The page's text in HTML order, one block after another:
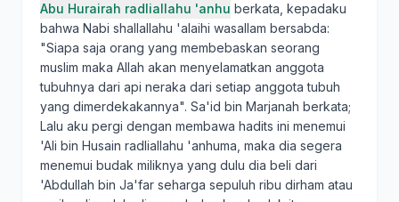
Abu Hurairah radliallahu 'anhu berkata, kepadaku
bahwa Nabi shallallahu 'alaihi wasallam bersabda:
"Siapa saja orang yang membebaskan seorang
muslim maka Allah akan menyelamatkan anggota
tubuhnya dari api neraka dari setiap anggota tubuh
yang dimerdekakannya". Sa'id bin Marjanah berkata;
Lalu aku pergi dengan membawa hadits ini menemui
'Ali bin Husain radliallahu 'anhuma, maka dia segera
menemui budak miliknya yang dulu dia beli dari
'Abdullah bin Ja'far seharga sepuluh ribu dirham atau